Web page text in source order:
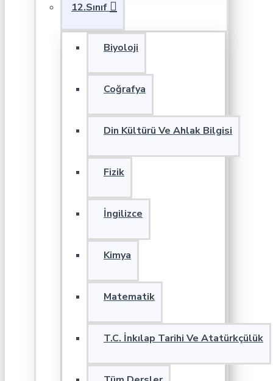
12.Sınıf
Biyoloji
Coğrafya
Din Kültürü Ve Ahlak Bilgisi
Fizik
İngilizce
Kimya
Matematik
T.C. İnkılap Tarihi Ve Atatürkçülük